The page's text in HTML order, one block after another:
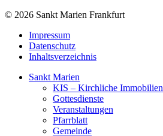
© 2026 Sankt Marien Frankfurt
Impressum
Datenschutz
Inhaltsverzeichnis
Sankt Marien
KIS – Kirchliche
Gottesdienste
Veranstaltungen
Pfarrblatt
Gemeinde